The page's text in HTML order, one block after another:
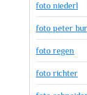
foto niederl
foto peter
foto regen
foto richter